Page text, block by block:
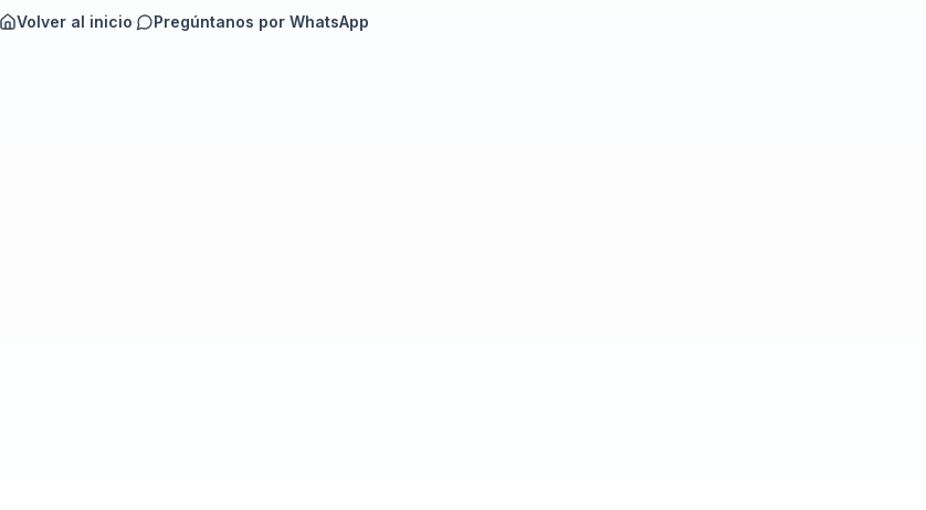
Volver al inicio· Pregúntanos por WhatsApp